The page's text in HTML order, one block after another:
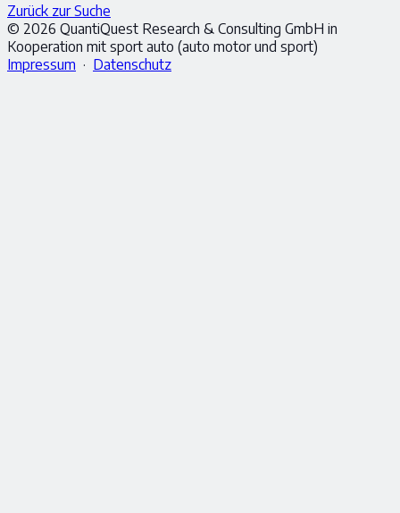
Zurück zur Suche
© 2026 QuantiQuest Research & Consulting GmbH in
Kooperation mit sport auto (auto motor und sport)
Impressum · Datenschutz